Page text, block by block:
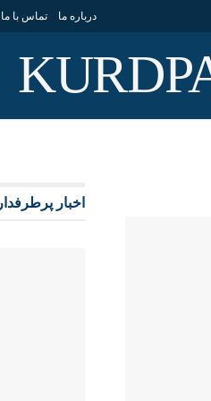
درباره ما تماس با ما
اخبار پرطرفدار